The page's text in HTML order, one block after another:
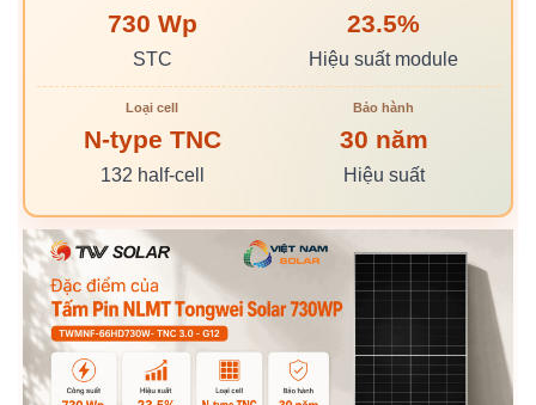
730 Wp
STC
23.5%
Hiệu suất module
Loại cell
N-type TNC
132 half-cell
Bảo hành
30 năm
Hiệu suất